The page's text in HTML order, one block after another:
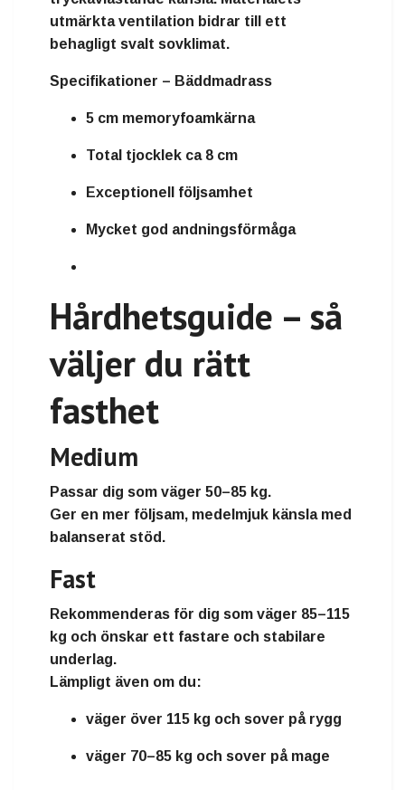
utmärkta ventilation bidrar till ett
behagligt svalt sovklimat.
Specifikationer – Bäddmadrass
5 cm memoryfoamkärna
Total tjocklek ca 8 cm
Exceptionell följsamhet
Mycket god andningsförmåga
Hårdhetsguide – så
väljer du rätt
fasthet
Medium
Passar dig som väger 50–85 kg.
Ger en mer följsam, medelmjuk känsla med
balanserat stöd.
Fast
Rekommenderas för dig som väger 85–115
kg och önskar ett fastare och stabilare
underlag.
Lämpligt även om du:
väger över 115 kg och sover på rygg
väger 70–85 kg och sover på mage